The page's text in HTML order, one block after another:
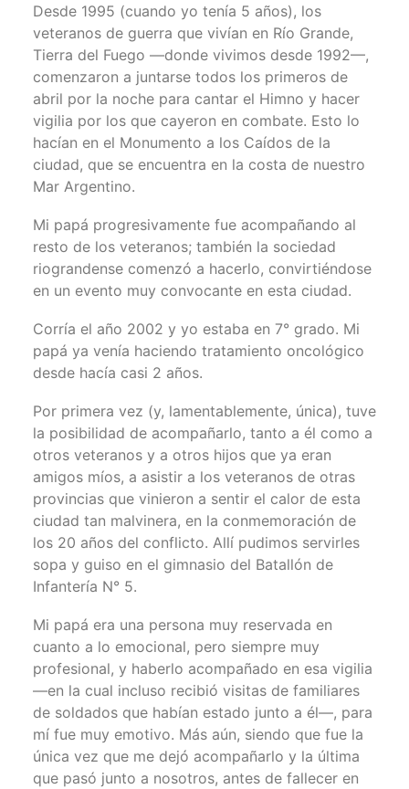
Desde 1995 (cuando yo tenía 5 años), los
veteranos de guerra que vivían en Río Grande,
Tierra del Fuego —donde vivimos desde 1992—,
comenzaron a juntarse todos los primeros de
abril por la noche para cantar el Himno y hacer
vigilia por los que cayeron en combate. Esto lo
hacían en el Monumento a los Caídos de la
ciudad, que se encuentra en la costa de nuestro
Mar Argentino.
Mi papá progresivamente fue acompañando al
resto de los veteranos; también la sociedad
riograndense comenzó a hacerlo, convirtiéndose
en un evento muy convocante en esta ciudad.
Corría el año 2002 y yo estaba en 7° grado. Mi
papá ya venía haciendo tratamiento oncológico
desde hacía casi 2 años.
Por primera vez (y, lamentablemente, única), tuve
la posibilidad de acompañarlo, tanto a él como a
otros veteranos y a otros hijos que ya eran
amigos míos, a asistir a los veteranos de otras
provincias que vinieron a sentir el calor de esta
ciudad tan malvinera, en la conmemoración de
los 20 años del conflicto. Allí pudimos servirles
sopa y guiso en el gimnasio del Batallón de
Infantería N° 5.
Mi papá era una persona muy reservada en
cuanto a lo emocional, pero siempre muy
profesional, y haberlo acompañado en esa vigilia
—en la cual incluso recibió visitas de familiares
de soldados que habían estado junto a él—, para
mí fue muy emotivo. Más aún, siendo que fue la
única vez que me dejó acompañarlo y la última
que pasó junto a nosotros, antes de fallecer en